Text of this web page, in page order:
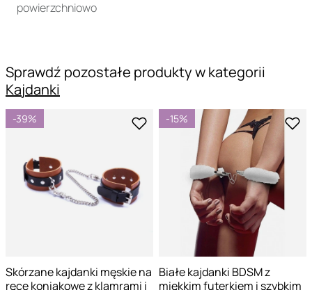
powierzchniowo
Sprawdź pozostałe produkty w kategorii
Kajdanki
-39%
Skórzane kajdanki męskie na
ręce koniakowe z klamrami i
-15%
Białe kajdanki BDSM z
miękkim futerkiem i szybkim